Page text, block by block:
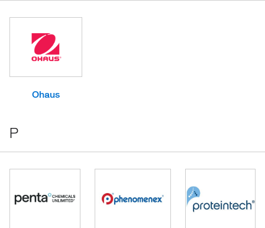
Ohaus
P